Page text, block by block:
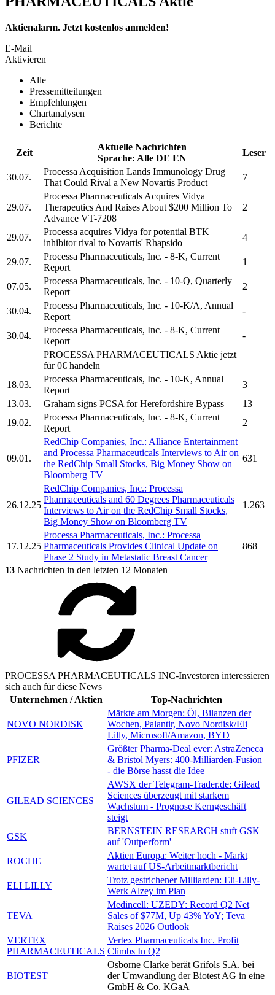
Aktienalarm. Jetzt kostenlos anmelden!
E-Mail
Aktivieren
Alle
Pressemitteilungen
Empfehlungen
Chartanalysen
Berichte
Zeit
Aktuelle Nachrichten
Sprache: Alle DE EN
Leser
30.07.
Processa Acquisition Lands Immunology Drug
That Could Rival a New Novartis Product
7
29.07.
Processa Pharmaceuticals Acquires Vidya
Therapeutics And Raises About $200 Million To
Advance VT-7208
2
29.07.
Processa acquires Vidya for potential BTK
inhibitor rival to Novartis' Rhapsido
4
29.07.
Processa Pharmaceuticals, Inc. - 8-K, Current
Report
1
07.05.
Processa Pharmaceuticals, Inc. - 10-Q, Quarterly
Report
2
30.04.
Processa Pharmaceuticals, Inc. - 10-K/A, Annual
Report
-
30.04.
Processa Pharmaceuticals, Inc. - 8-K, Current
Report
-
PROCESSA PHARMACEUTICALS Aktie jetzt
für 0€ handeln
18.03.
Processa Pharmaceuticals, Inc. - 10-K, Annual
Report
3
13.03.
Graham signs PCSA for Herefordshire Bypass
13
19.02.
Processa Pharmaceuticals, Inc. - 8-K, Current
Report
2
09.01.
RedChip Companies, Inc.: Alliance Entertainment
and Processa Pharmaceuticals Interviews to Air on
the RedChip Small Stocks, Big Money Show on
Bloomberg TV
631
26.12.25
RedChip Companies, Inc.: Processa
Pharmaceuticals and 60 Degrees Pharmaceuticals
Interviews to Air on the RedChip Small Stocks,
Big Money Show on Bloomberg TV
1.263
17.12.25
Processa Pharmaceuticals, Inc.: Processa
Pharmaceuticals Provides Clinical Update on
Phase 2 Study in Metastatic Breast Cancer
868
13 Nachrichten in den letzten 12 Monaten
PROCESSA PHARMACEUTICALS INC-Investoren interessieren
sich auch für diese News
Unternehmen / Aktien
Top-Nachrichten
NOVO NORDISK
Märkte am Morgen: Öl, Bilanzen der
Wochen, Palantir, Novo Nordisk/Eli
Lilly, Microsoft/Amazon, BYD
PFIZER
Größter Pharma-Deal ever: AstraZeneca
& Bristol Myers: 400-Milliarden-Fusion
- die Börse hasst die Idee
GILEAD SCIENCES
AWSX der Telegram-Trader.de: Gilead
Sciences überzeugt mit starkem
Wachstum - Prognose Kerngeschäft
steigt
GSK
BERNSTEIN RESEARCH stuft GSK
auf 'Outperform'
ROCHE
Aktien Europa: Weiter hoch - Markt
wartet auf US-Arbeitmarktbericht
ELI LILLY
Trotz gestrichener Milliarden: Eli-Lilly-
Werk Alzey im Plan
TEVA
Medincell: UZEDY: Record Q2 Net
Sales of $77M, Up 43% YoY; Teva
Raises 2026 Outlook
VERTEX
PHARMACEUTICALS
Vertex Pharmaceuticals Inc. Profit
Climbs In Q2
BIOTEST
Osborne Clarke berät Grifols S.A. bei
der Umwandlung der Biotest AG in eine
GmbH & Co. KGaA